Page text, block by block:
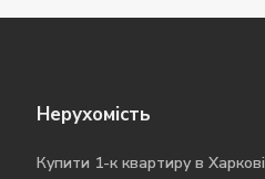
Нерухомість
Купити 1-к квартиру в Харкові